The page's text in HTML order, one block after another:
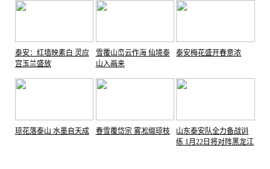
泰安：红墙映素白 灵应
宫玉兰盛放
雪覆山峦云作海 仙境泰
山入画来
泰安梅花盛开春意浓
琼花落泰山 水墨自天成 春雪覆岱宗 雾凇缀琼枝
山东泰安队全力备战训
练 1月22日将对阵黑龙江